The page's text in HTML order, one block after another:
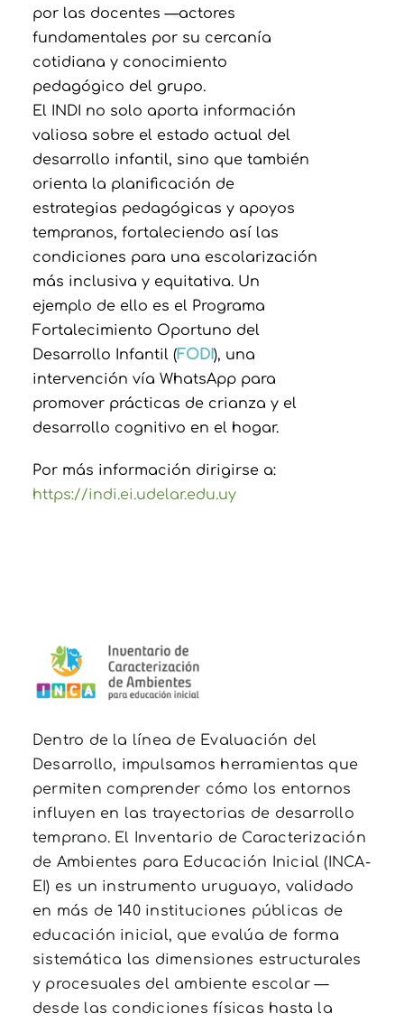
por las docentes —actores
fundamentales por su cercanía
cotidiana y conocimiento
pedagógico del grupo.
El INDI no solo aporta información
valiosa sobre el estado actual del
desarrollo infantil, sino que también
orienta la planificación de
estrategias pedagógicas y apoyos
tempranos, fortaleciendo así las
condiciones para una escolarización
más inclusiva y equitativa. Un
ejemplo de ello es el Programa
Fortalecimiento Oportuno del
Desarrollo Infantil (FODI), una
intervención vía WhatsApp para
promover prácticas de crianza y el
desarrollo cognitivo en el hogar.
Por más información dirigirse a:
https://indi.ei.udelar.edu.uy
Dentro de la línea de Evaluación del
Desarrollo, impulsamos herramientas que
permiten comprender cómo los entornos
influyen en las trayectorias de desarrollo
temprano. El Inventario de Caracterización
de Ambientes para Educación Inicial (INCA-
EI) es un instrumento uruguayo, validado
en más de 140 instituciones públicas de
educación inicial, que evalúa de forma
sistemática las dimensiones estructurales
y procesuales del ambiente escolar —
desde las condiciones físicas hasta la